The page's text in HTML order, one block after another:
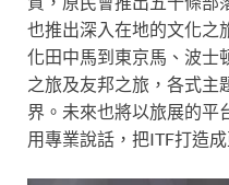
也推出深入在地的文化之
化田中馬到東京馬、波士
之旅及友邦之旅，各式主
界。未來也將以旅展的平
用專業說話，把ITF打造